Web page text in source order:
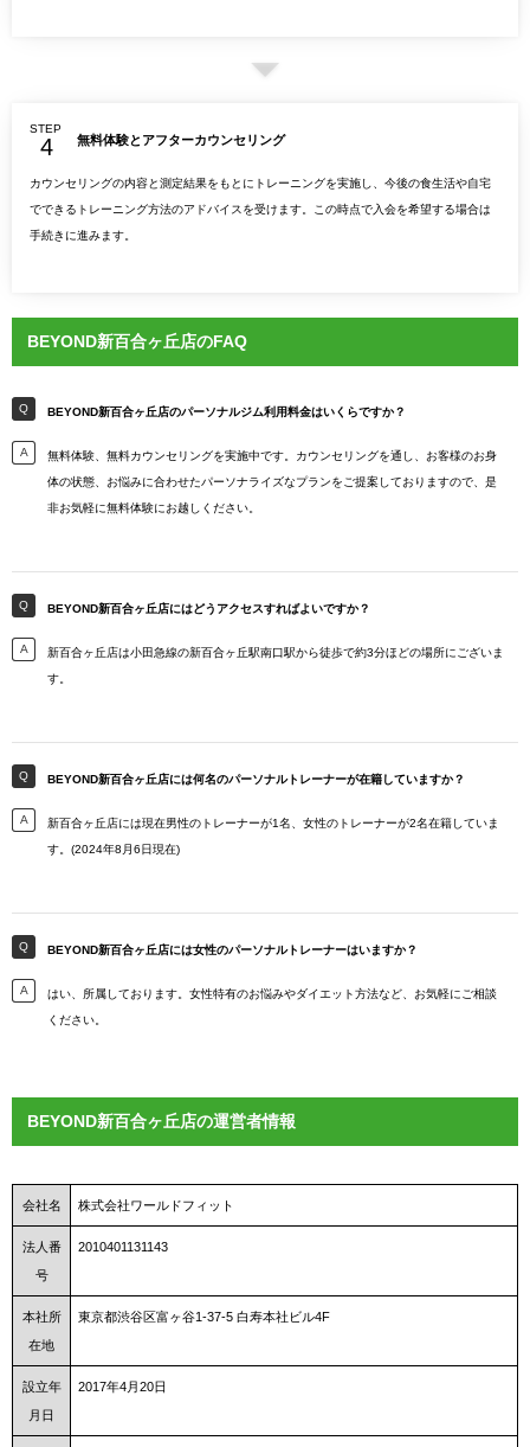
STEP
無料体験とアフターカウンセリング
カウンセリングの内容と測定結果をもとにトレーニングを実施し、今後の食生活や自宅
でできるトレーニング方法のアドバイスを受けます。この時点で入会を希望する場合は
手続きに進みます。
BEYOND新百合ヶ丘店のFAQ
BEYOND新百合ヶ丘店のパーソナルジム利用料金はいくらですか？
無料体験、無料カウンセリングを実施中です。カウンセリングを通し、お客様のお身
体の状態、お悩みに合わせたパーソナライズなプランをご提案しておりますので、是
非お気軽に無料体験にお越しください。
BEYOND新百合ヶ丘店にはどうアクセスすればよいですか？
新百合ヶ丘店は小田急線の新百合ヶ丘駅南口駅から徒歩で約3分ほどの場所にございま
す。
BEYOND新百合ヶ丘店には何名のパーソナルトレーナーが在籍していますか？
新百合ヶ丘店には現在男性のトレーナーが1名、女性のトレーナーが2名在籍していま
す。(2024年8月6日現在)
BEYOND新百合ヶ丘店には女性のパーソナルトレーナーはいますか？
はい、所属しております。女性特有のお悩みやダイエット方法など、お気軽にご相談
ください。
BEYOND新百合ヶ丘店の運営者情報
会社名 株式会社ワールドフィット
法人番
号
2010401131143
本社所
在地
東京都渋谷区富ヶ谷1-37-5 白寿本社ビル4F
設立年
月日
2017年4月20日